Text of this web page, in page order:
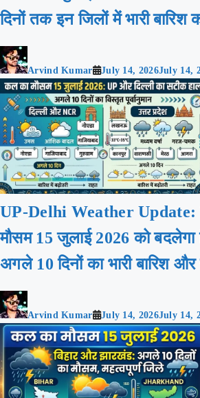
दिनों तक इन जिलों में भारी बारिश
Arvind Kumar July 14, 2026July 14,
UP-Delhi Weather Update:
मौसम 15 जुलाई 2026 को बदलेगा
अगले 10 दिनों का भारी बारिश
Arvind Kumar July 14, 2026July 14,